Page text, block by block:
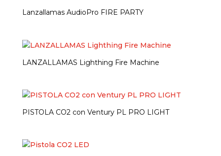
Lanzallamas AudioPro FIRE PARTY
LANZALLAMAS Lighthing Fire Machine
PISTOLA CO2 con Ventury PL PRO LIGHT